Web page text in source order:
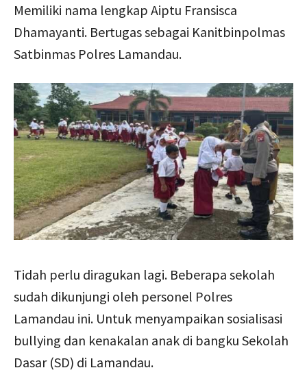
Memiliki nama lengkap Aiptu Fransisca
Dhamayanti. Bertugas sebagai Kanitbinpolmas
Satbinmas Polres Lamandau.
Tidah perlu diragukan lagi. Beberapa sekolah
sudah dikunjungi oleh personel Polres
Lamandau ini. Untuk menyampaikan sosialisasi
bullying dan kenakalan anak di bangku Sekolah
Dasar (SD) di Lamandau.